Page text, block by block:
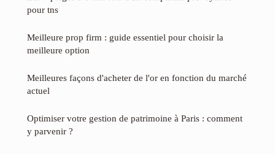
pour tns
Meilleure prop firm : guide essentiel pour choisir la
meilleure option
Meilleures façons d'acheter de l'or en fonction du marché
actuel
Optimiser votre gestion de patrimoine à Paris : comment
y parvenir ?